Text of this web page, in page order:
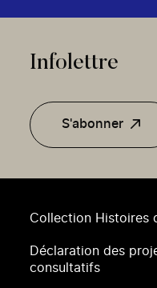
Collection Histoires
Déclaration des
consultatifs
Infolettre
S'abonner